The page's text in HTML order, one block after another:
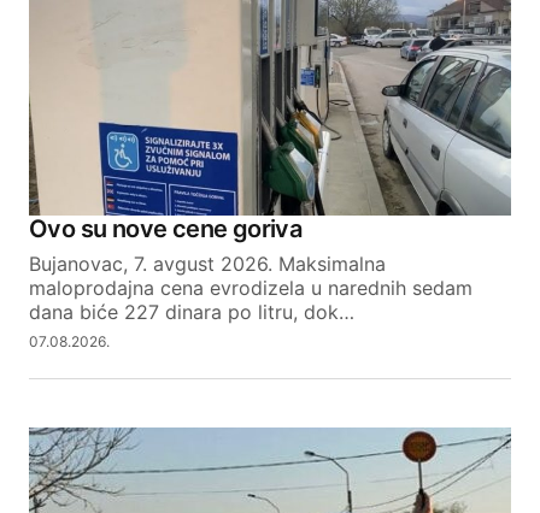
Ovo su nove cene goriva
Bujanovac, 7. avgust 2026. Maksimalna
maloprodajna cena evrodizela u narednih sedam
dana biće 227 dinara po litru, dok…
07.08.2026.